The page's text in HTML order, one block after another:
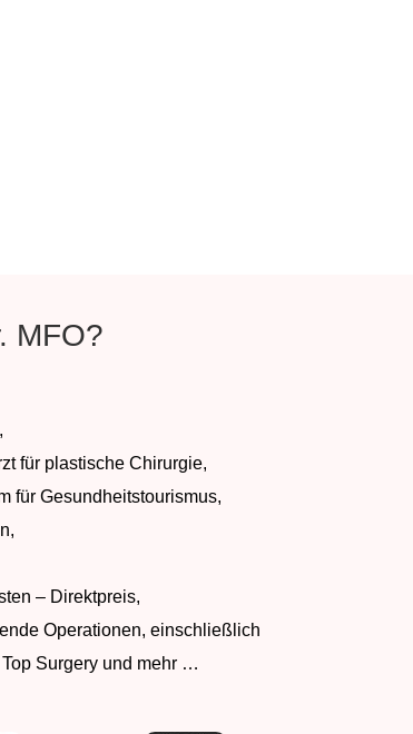
MFO?
für plastische Chirurgie,
für Gesundheitstourismus,
– Direktpreis,
Operationen, einschließlich
Surgery und mehr …